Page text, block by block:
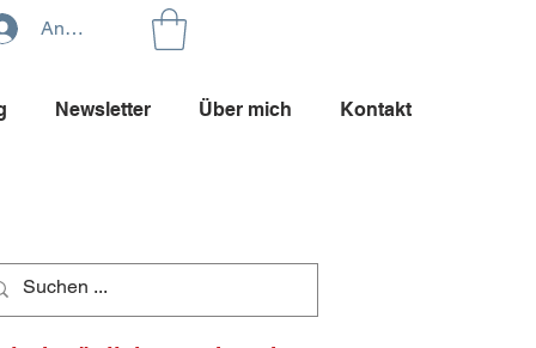
Anmelden
Newsletter Über mich Kontakt